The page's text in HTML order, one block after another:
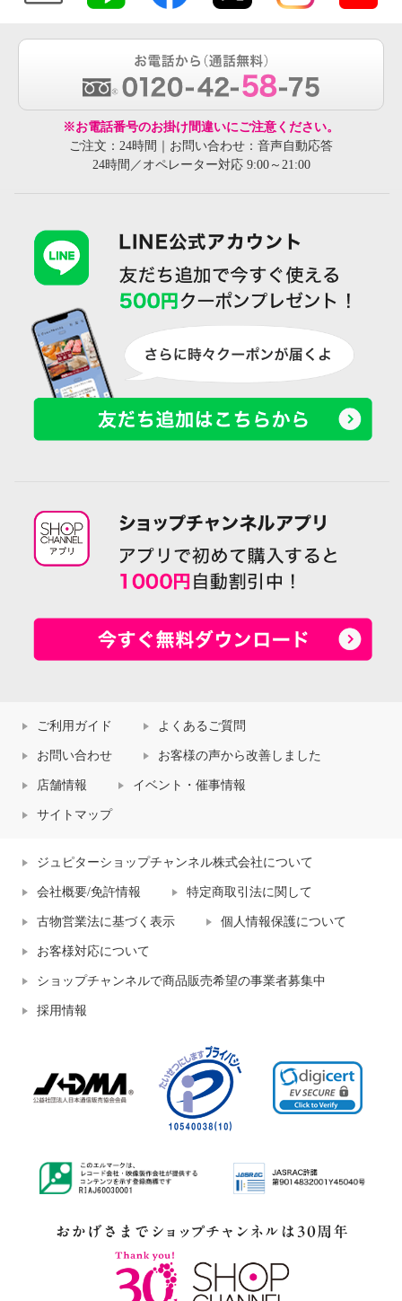
※お電話番号のお掛け間違いにご注意ください。
ご注文：24時間｜お問い合わせ：音声自動応答
24時間／オペレーター対応 9:00～21:00
ご利用ガイド よくあるご質問
お問い合わせ お客様の声から改善しました
店舗情報 イベント・催事情報
サイトマップ
ジュピターショップチャンネル株式会社について
会社概要/免許情報 特定商取引法に関して
古物営業法に基づく表示 個人情報保護について
お客様対応について
ショップチャンネルで商品販売希望の事業者募集中
採用情報